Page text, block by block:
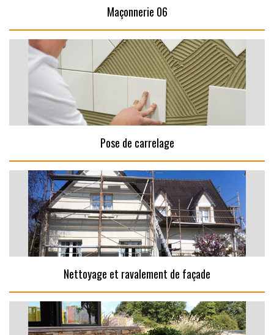
Maçonnerie 06
Pose de carrelage
Nettoyage et ravalement de façade